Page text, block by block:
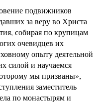
подвижников
за веру во Христа
собирая по крупицам
очевидцев их
опыту деятельной
силой и научаемся
мы призваны», –
заместитель
по монастырям и